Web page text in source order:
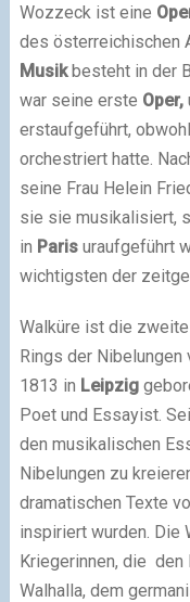
Wozzeck ist eine
des österreichischen
Musikbesteht in der
war seine erste Oper,
erstaufgeführt,
orchestriert hatte.
seine Frau Helein
sie sie musikalisiert,
in Parisuraufgeführt
wichtigsten der
Walküre ist die
Rings der Nibelungen
1813 in Leipzig
Poet und Essayist.
den musikalischen
Nibelungen zu
dramatischen Texte
inspiriert wurden. Die
Kriegerinnen, die den
Walhalla, dem